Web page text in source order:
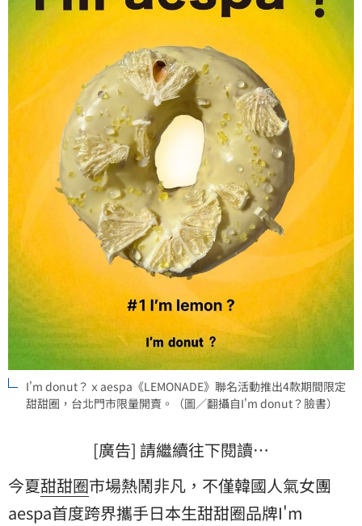
I'm donut？ｘaespa《LEMONADE》聯名活動推出4款期間限定
甜甜圈，台北門市限量開賣。（圖／翻攝自I'm donut？臉書）
[廣告] 請繼續往下閱讀…
今夏甜甜圈市場熱鬧非凡，不僅韓國人氣女團
aespa首度跨界攜手日本生甜甜圈品牌I'm